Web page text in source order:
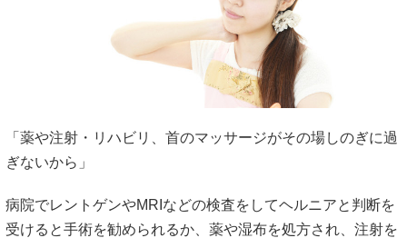
「薬や注射・リハビリ、首のマッサージがその場しのぎに過
ぎないから」
病院でレントゲンやMRIなどの検査をしてヘルニアと判断を
受けると手術を勧められるか、薬や湿布を処方され、注射を